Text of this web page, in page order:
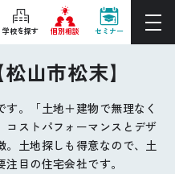
学校を探す 個別相談 セミナー
の住宅会社をご提案
個別相談
家づくりをレクチャー
ナーをみる
山市松末】
。「土地＋建物で無理なく
コストパフォーマンスとデザ
。土地探しも得意なので、土
目の住宅会社です。